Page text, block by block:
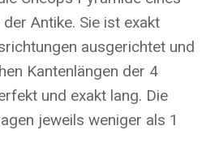
Antike. Sie ist exakt
ausgerichtet und
Kantenlängen der 4
und exakt lang. Die
jeweils weniger als 1